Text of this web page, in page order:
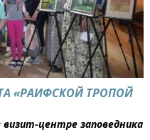
«РАИФСКОЙ ТРОПОЙ
визит-центре заповедника